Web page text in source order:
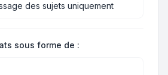
des sujets uniquement
sous forme de :